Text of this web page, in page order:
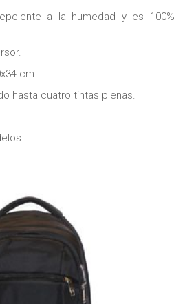
a la humedad y es 100%
cm.
hasta cuatro tintas plenas.